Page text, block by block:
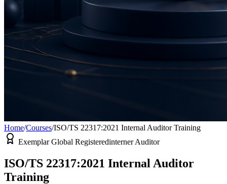
Home/Courses/ISO/TS 22317:2021 Internal Auditor Training
Exemplar Global Registeredinterner Auditor
ISO/TS 22317:2021 Internal Auditor
Training